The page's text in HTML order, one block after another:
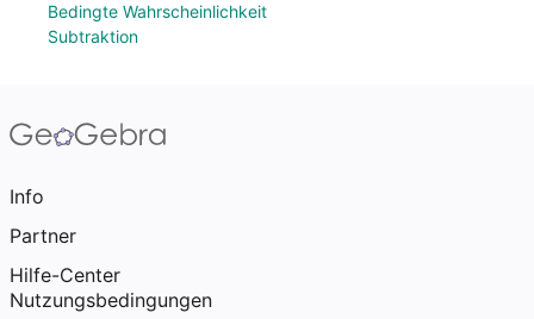
Bedingte Wahrscheinlichkeit
Subtraktion
Info
Partner
Hilfe-Center
Nutzungsbedingungen